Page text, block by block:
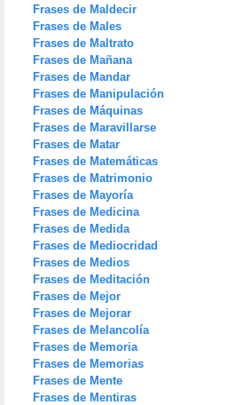
Frases de Maldecir
Frases de Males
Frases de Maltrato
Frases de Mañana
Frases de Mandar
Frases de Manipulación
Frases de Máquinas
Frases de Maravillarse
Frases de Matar
Frases de Matemáticas
Frases de Matrimonio
Frases de Mayoría
Frases de Medicina
Frases de Medida
Frases de Mediocridad
Frases de Medios
Frases de Meditación
Frases de Mejor
Frases de Mejorar
Frases de Melancolía
Frases de Memoria
Frases de Memorias
Frases de Mente
Frases de Mentiras